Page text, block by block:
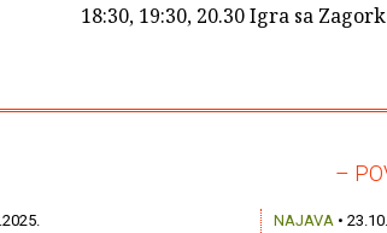
18:30, 19:30, 20.30 Igra sa
–
NAJAVA •